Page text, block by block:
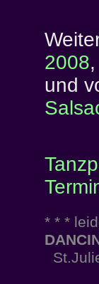
2008,
und
* * *